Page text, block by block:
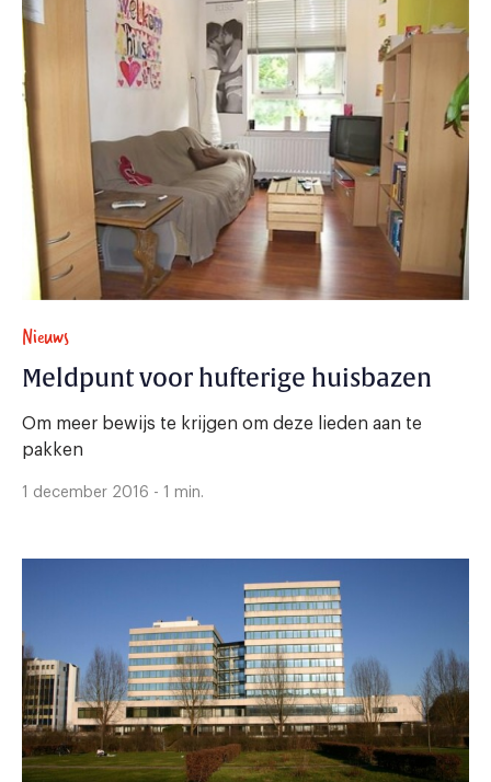
Nieuws
Meldpunt voor hufterige huisbazen
Om meer bewijs te krijgen om deze lieden aan te
pakken
1 december 2016 - 1 min.